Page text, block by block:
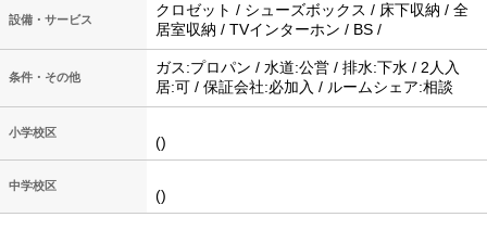
設備・サービス
クロゼット / シューズボックス / 床下収納 / 全
居室収納 / TVインターホン / BS /
条件・その他
ガス:プロパン / 水道:公営 / 排水:下水 / 2人入
居:可 / 保証会社:必加入 / ルームシェア:相談
小学校区
()
中学校区
()